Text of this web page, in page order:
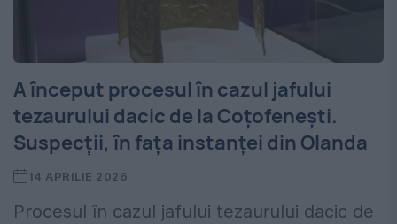
A început procesul în cazul jafului
tezaurului dacic de la Coțofenești.
Suspecții, în fața instanței din Olanda
14 APRILIE 2026
Procesul în cazul jafului tezaurului dacic de